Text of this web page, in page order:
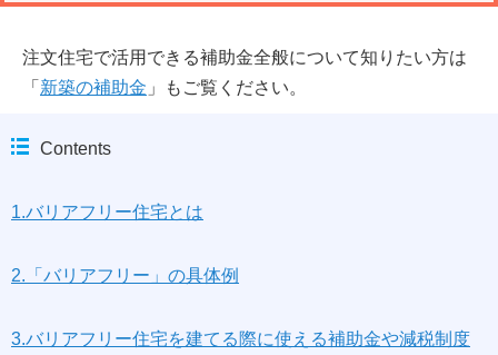
注文住宅で活用できる補助金全般について知りたい方は
「 新築の補助金 」もご覧ください。
Contents
1.バリアフリー住宅とは
2.「バリアフリー」の具体例
3.バリアフリー住宅を建てる際に使える補助金や減税制度